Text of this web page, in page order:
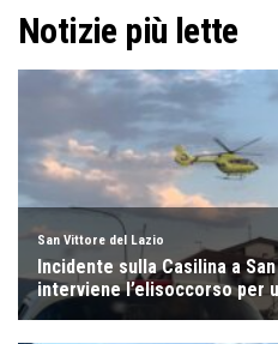
Notizie più lette